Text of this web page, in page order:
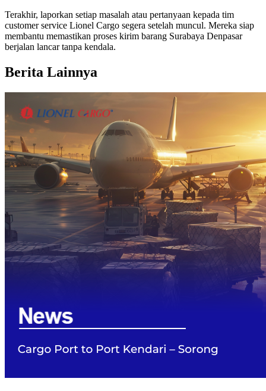
Terakhir, laporkan setiap masalah atau pertanyaan kepada tim
customer service Lionel Cargo segera setelah muncul. Mereka siap
membantu memastikan proses kirim barang Surabaya Denpasar
berjalan lancar tanpa kendala.
Berita Lainnya